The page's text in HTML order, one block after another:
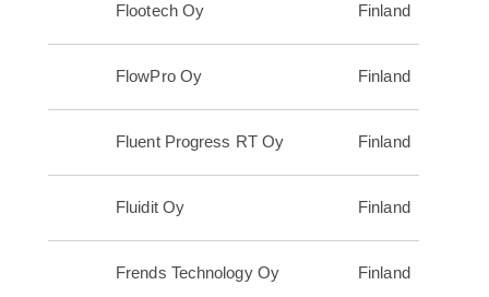
Flootech Oy Finland
FlowPro Oy Finland
Fluent Progress RT Oy Finland
Fluidit Oy Finland
Frends Technology Oy Finland